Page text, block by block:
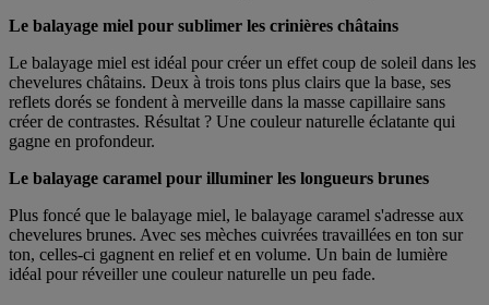
Le balayage miel pour sublimer les crinières châtains
Le balayage miel est idéal pour créer un effet coup de soleil dans les
chevelures châtains. Deux à trois tons plus clairs que la base, ses
reflets dorés se fondent à merveille dans la masse capillaire sans
créer de contrastes. Résultat ? Une couleur naturelle éclatante qui
gagne en profondeur.
Le balayage caramel pour illuminer les longueurs brunes
Plus foncé que le balayage miel, le balayage caramel s'adresse aux
chevelures brunes. Avec ses mèches cuivrées travaillées en ton sur
ton, celles-ci gagnent en relief et en volume. Un bain de lumière
idéal pour réveiller une couleur naturelle un peu fade.